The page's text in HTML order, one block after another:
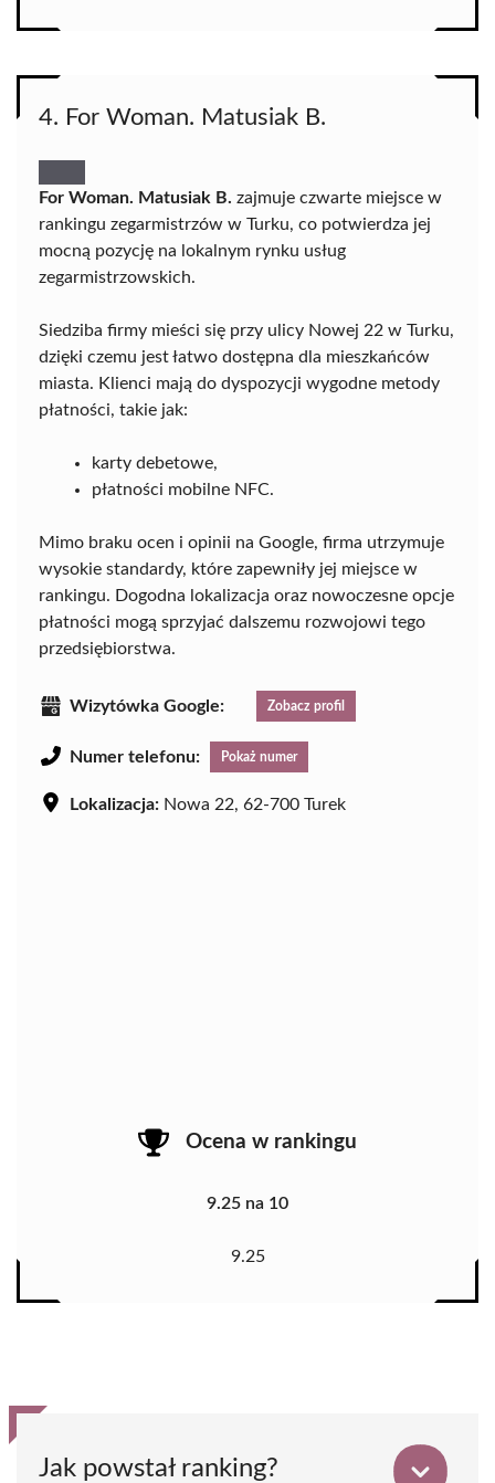
4. For Woman. Matusiak B.
For Woman. Matusiak B. zajmuje czwarte miejsce w
rankingu zegarmistrzów w Turku, co potwierdza jej
mocną pozycję na lokalnym rynku usług
zegarmistrzowskich.
Siedziba firmy mieści się przy ulicy Nowej 22 w Turku,
dzięki czemu jest łatwo dostępna dla mieszkańców
miasta. Klienci mają do dyspozycji wygodne metody
płatności, takie jak:
karty debetowe,
płatności mobilne NFC.
Mimo braku ocen i opinii na Google, firma utrzymuje
wysokie standardy, które zapewniły jej miejsce w
rankingu. Dogodna lokalizacja oraz nowoczesne opcje
płatności mogą sprzyjać dalszemu rozwojowi tego
przedsiębiorstwa.
Wizytówka Google: Zobacz profil
Numer telefonu: Pokaż numer
Lokalizacja: Nowa 22, 62-700 Turek
Ocena w rankingu
9.25 na 10
9.25
Jak powstał ranking?